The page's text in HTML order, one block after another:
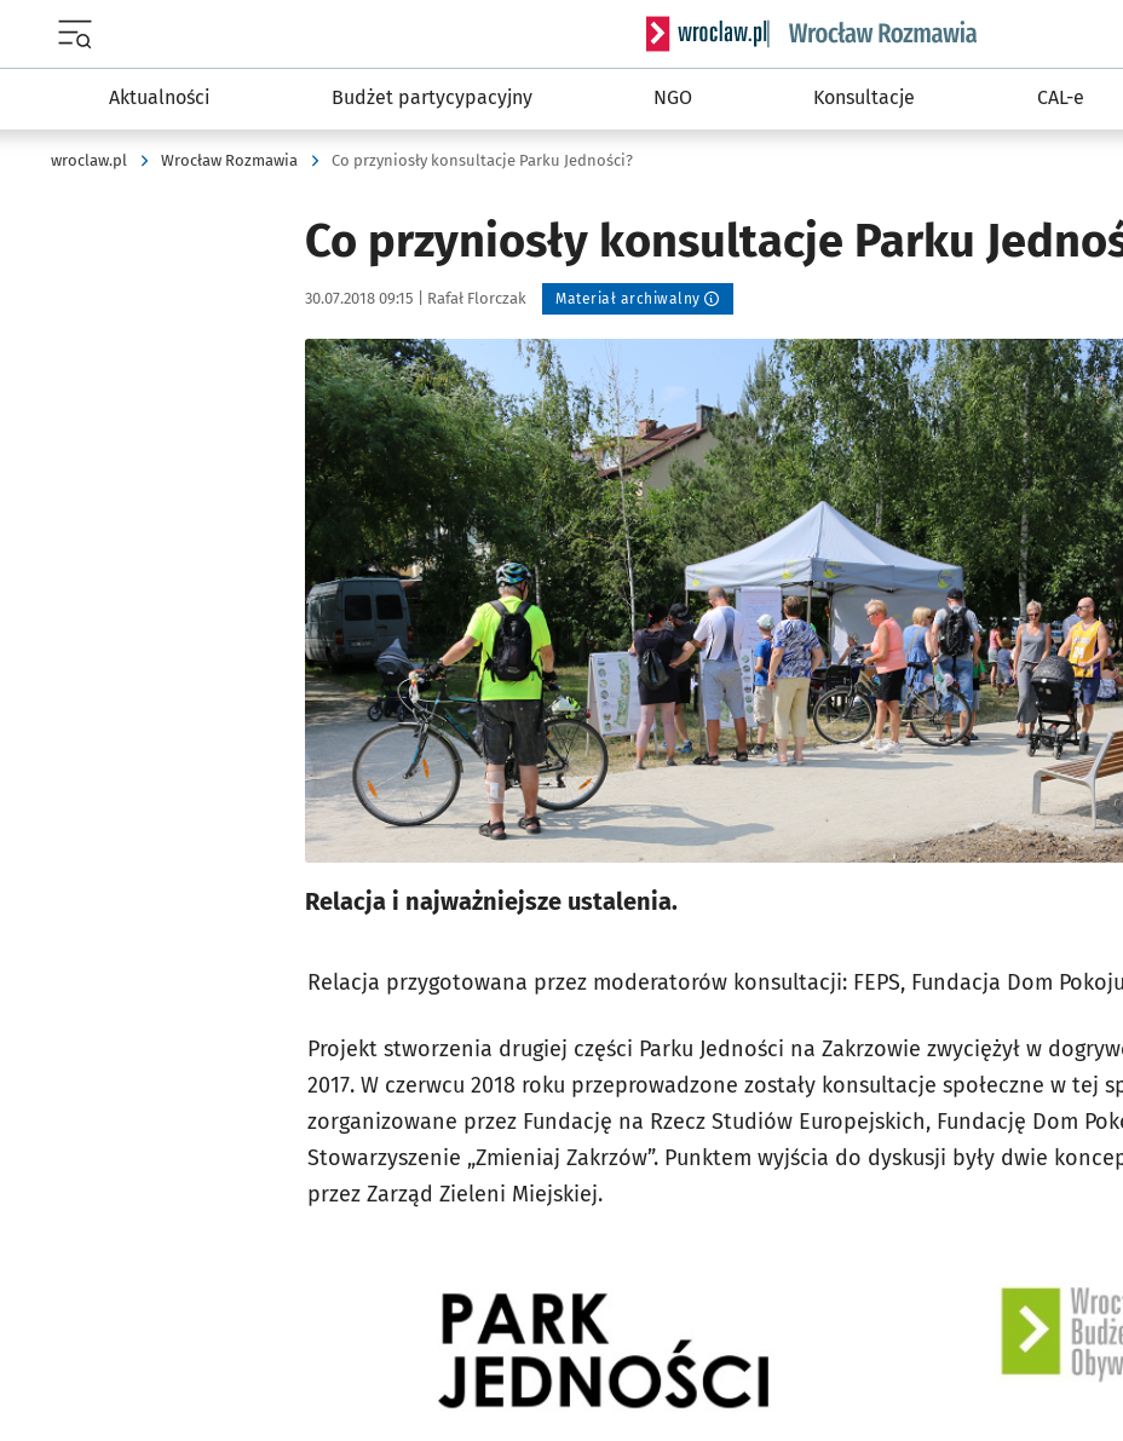
Serwis informacyjny wroclaw.pl podserwis: Rozmawia
Aktualności Budżet partycypacyjny NGO Konsultacje CAL-e
wroclaw.pl Wrocław Rozmawia Co przyniosły konsultacje Parku Jedności?
Co przyniosły konsultacje Parku
Data publikacji:
30.07.2018 09:15 | Autor:
Rafał Florczak Materiał archiwalny
Kliknij, aby powiększyć
Relacja i najważniejsze ustalenia.
Relacja przygotowana przez moderatorów konsultacji: FEPS, Fundacja Dom
Projekt stworzenia drugiej części Parku Jedności na Zakrzowie zwyciężył w
2017. W czerwcu 2018 roku przeprowadzone zostały konsultacje społeczne w tej
zorganizowane przez Fundację na Rzecz Studiów Europejskich, Fundację Dom
Stowarzyszenie „Zmieniaj Zakrzów”. Punktem wyjścia do dyskusji były dwie
przez Zarząd Zieleni Miejskiej.